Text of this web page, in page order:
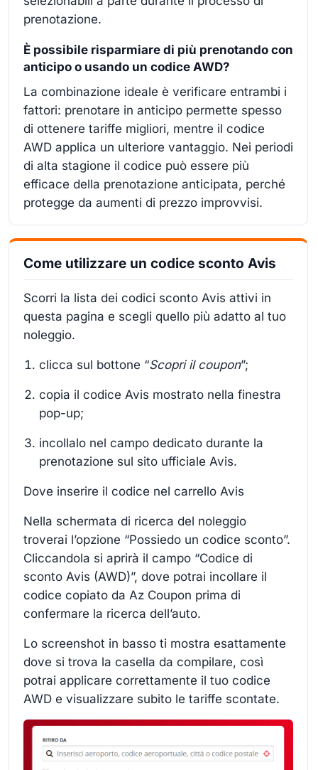
prenotazione.
È possibile risparmiare di più prenotando con
anticipo o usando un codice AWD?
La combinazione ideale è verificare entrambi i
fattori: prenotare in anticipo permette spesso
di ottenere tariffe migliori, mentre il codice
AWD applica un ulteriore vantaggio. Nei periodi
di alta stagione il codice può essere più
efficace della prenotazione anticipata, perché
protegge da aumenti di prezzo improvvisi.
Come utilizzare un codice sconto Avis
Scorri la lista dei codici sconto Avis attivi in
questa pagina e scegli quello più adatto al tuo
noleggio.
clicca sul bottone “Scopri il coupon”;
copia il codice Avis mostrato nella finestra
pop-up;
incollalo nel campo dedicato durante la
prenotazione sul sito ufficiale Avis.
Dove inserire il codice nel carrello Avis
Nella schermata di ricerca del noleggio
troverai l’opzione “Possiedo un codice sconto”.
Cliccandola si aprirà il campo “Codice di
sconto Avis (AWD)”, dove potrai incollare il
codice copiato da Az Coupon prima di
confermare la ricerca dell’auto.
Lo screenshot in basso ti mostra esattamente
dove si trova la casella da compilare, così
potrai applicare correttamente il tuo codice
AWD e visualizzare subito le tariffe scontate.